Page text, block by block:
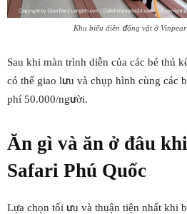
Khu biểu diễn động vật ở
Sau khi màn trình diễn của các bé thú
có thể giao lưu và chụp hình cùng các
phí 50.000/người.
Ăn gì và ăn ở đâu
Safari Phú Quốc
Lựa chọn tối ưu và thuận tiện nhất khi